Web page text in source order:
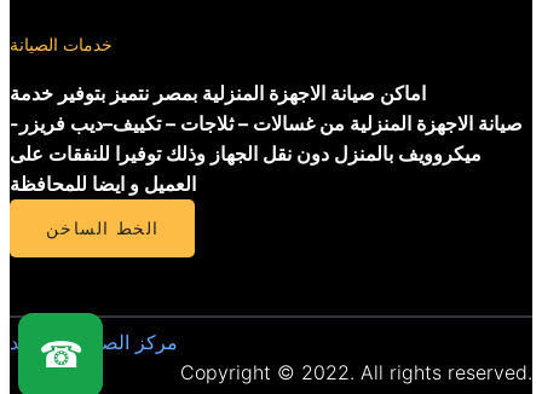
خدمات الصيانة
اماكن صيانة الاجهزة المنزلية بمصر نتميز بتوفير خدمة
صيانة الاجهزة المنزلية من غسالات – ثلاجات – تكييف–ديب فريزر-
ميكروويف بالمنزل دون نقل الجهاز وذلك توفيرا للنفقات على
العميل و ايضا للمحافظة
الخط الساخن
مركز الصيانة المعتمد
Copyright © 2022. All rights reserved.
☎